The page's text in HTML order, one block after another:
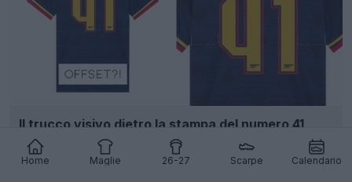
Home Maglie 26-27 Scarpe Calendario
Il trucco visivo dietro la stampa del numero 41
sulle maglie da calcio
6 595